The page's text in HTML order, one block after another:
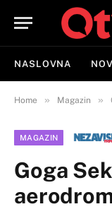
NASLOVNA
Home » Magazin »
MAGAZIN
Goga